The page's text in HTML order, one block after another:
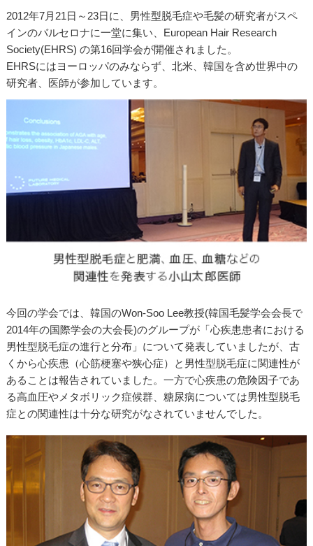
2012年7月21日～23日に、男性型脱毛症や毛髪の研究者がスペ
インのバルセロナに一堂に集い、European Hair Research
Society(EHRS) の第16回学会が開催されました。
EHRSにはヨーロッパのみならず、北米、韓国を含め世界中の
研究者、医師が参加しています。
今回の学会では、韓国のWon-Soo Lee教授(韓国毛髪学会会長で
2014年の国際学会の大会長)のグループが「心疾患患者における
男性型脱毛症の進行と分布」について発表していましたが、古
くから心疾患（心筋梗塞や狭心症）と男性型脱毛症に関連性が
あることは報告されていました。一方で心疾患の危険因子であ
る高血圧やメタボリック症候群、糖尿病については男性型脱毛
症との関連性は十分な研究がなされていませんでした。